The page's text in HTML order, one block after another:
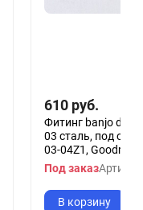
610 руб.
Фитинг banjo d11
03 сталь, под
03-04Z1, Goodridge
Под заказАртикул
В корзину